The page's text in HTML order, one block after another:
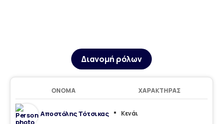
Διανομή ρόλων
ΌΝΟΜΑ ΧΑΡΑΚΤΉΡΑΣ
Αποστόλης Τότσικας Κενάι